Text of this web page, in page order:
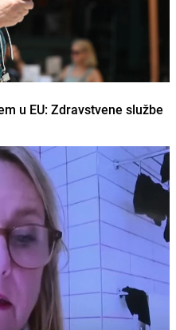
u EU: Zdravstvene službe